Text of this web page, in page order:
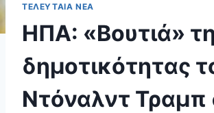
ΤΕΛΕΥΤΑΊΑ ΝΈΑ
ΗΠΑ: «Βουτιά»
δημοτικότητας
Ντόναλντ Τραμπ